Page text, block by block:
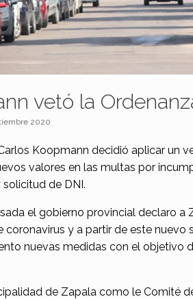
vetó la
2020
Koopmann decidió aplicar un
valores en las multas por
de DNI.
el gobierno provincial declaro
coronavirus y a partir de este nuevo
nuevas medidas con el objetivo
de Zapala como le Comité